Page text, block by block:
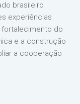
brasileiro
experiências
fortalecimento do
e a construção
a cooperação